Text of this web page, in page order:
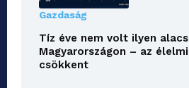
Gazdaság
Tíz éve nem volt ilyen
Magyarországon – az
csökkent